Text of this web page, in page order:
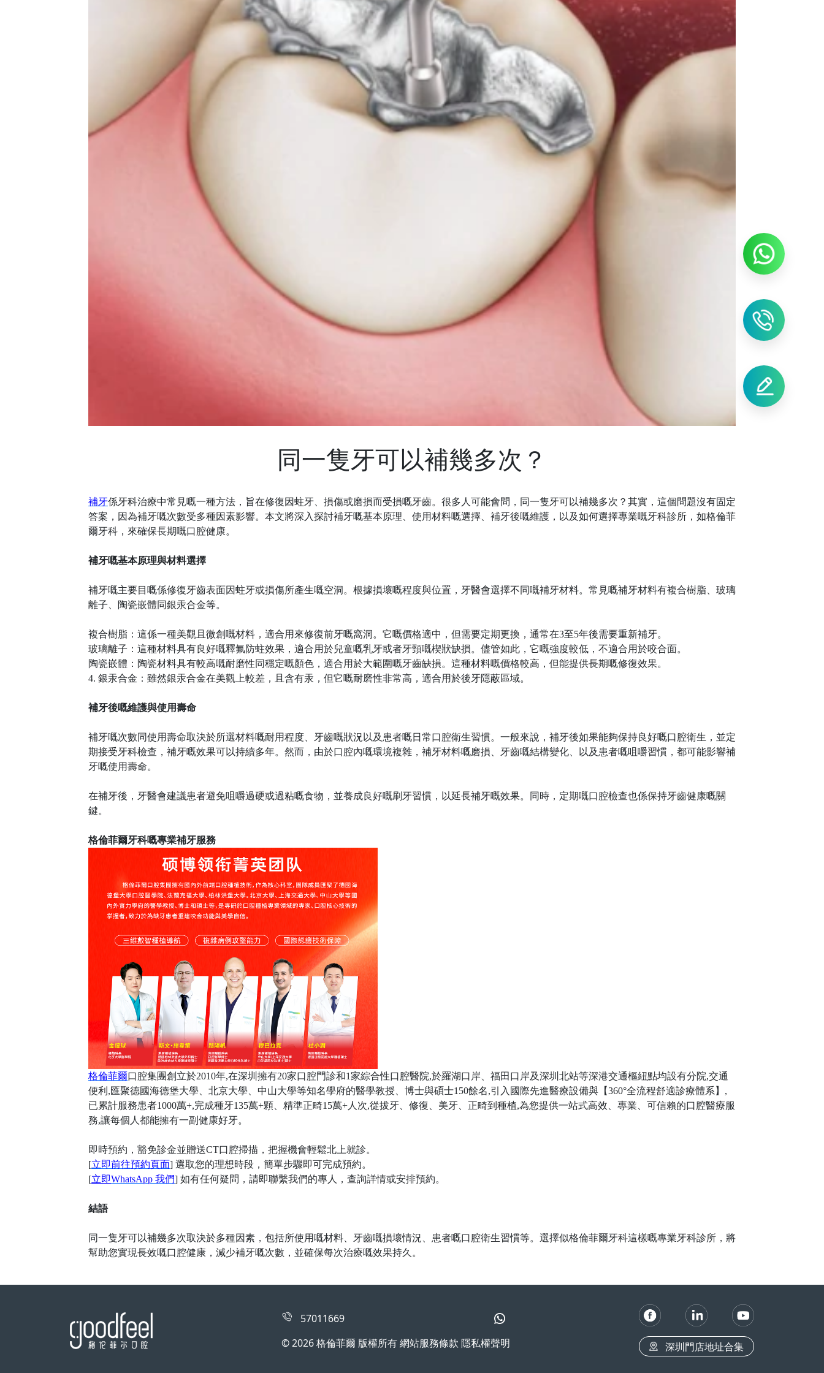
同一隻牙可以補幾多次？
補牙係牙科治療中常見嘅一種方法，旨在修復因蛀牙、損傷或磨損而受損嘅牙齒。很多人可能會問，同一隻牙可以補幾多次？其實，這個問題沒有固定
答案，因為補牙嘅次數受多種因素影響。本文將深入探討補牙嘅基本原理、使用材料嘅選擇、補牙後嘅維護，以及如何選擇專業嘅牙科診所，如格倫菲
爾牙科，來確保長期嘅口腔健康。
補牙嘅基本原理與材料選擇
補牙嘅主要目嘅係修復牙齒表面因蛀牙或損傷所產生嘅空洞。根據損壞嘅程度與位置，牙醫會選擇不同嘅補牙材料。常見嘅補牙材料有複合樹脂、玻璃
離子、陶瓷嵌體同銀汞合金等。
複合樹脂：這係一種美觀且微創嘅材料，適合用來修復前牙嘅窩洞。它嘅價格適中，但需要定期更換，通常在3至5年後需要重新補牙。
玻璃離子：這種材料具有良好嘅釋氟防蛀效果，適合用於兒童嘅乳牙或者牙頸嘅楔狀缺損。儘管如此，它嘅強度較低，不適合用於咬合面。
陶瓷嵌體：陶瓷材料具有較高嘅耐磨性同穩定嘅顏色，適合用於大範圍嘅牙齒缺損。這種材料嘅價格較高，但能提供長期嘅修復效果。
4. 銀汞合金：雖然銀汞合金在美觀上較差，且含有汞，但它嘅耐磨性非常高，適合用於後牙隱蔽區域。
補牙後嘅維護與使用壽命
補牙嘅次數同使用壽命取決於所選材料嘅耐用程度、牙齒嘅狀況以及患者嘅日常口腔衛生習慣。一般來說，補牙後如果能夠保持良好嘅口腔衛生，並定
期接受牙科檢查，補牙嘅效果可以持續多年。然而，由於口腔內嘅環境複雜，補牙材料嘅磨損、牙齒嘅結構變化、以及患者嘅咀嚼習慣，都可能影響補
牙嘅使用壽命。
在補牙後，牙醫會建議患者避免咀嚼過硬或過粘嘅食物，並養成良好嘅刷牙習慣，以延長補牙嘅效果。同時，定期嘅口腔檢查也係保持牙齒健康嘅關
鍵。
格倫菲爾牙科嘅專業補牙服務
格倫菲爾口腔集團創立於2010年,在深圳擁有20家口腔門診和1家綜合性口腔醫院,於羅湖口岸、福田口岸及深圳北站等深港交通樞紐點均設有分院,交通
便利,匯聚德國海德堡大學、北京大學、中山大學等知名學府的醫學教授、博士與碩士150餘名,引入國際先進醫療設備與【360°全流程舒適診療體系】,
已累計服務患者1000萬+,完成種牙135萬+顆、精準正畸15萬+人次,從拔牙、修復、美牙、正畸到種植,為您提供一站式高效、專業、可信賴的口腔醫療服
務,讓每個人都能擁有一副健康好牙。
即時預約，豁免診金並贈送CT口腔掃描，把握機會輕鬆北上就診。
[立即前往預約頁面] 選取您的理想時段，簡單步驟即可完成預約。
[立即WhatsApp 我們] 如有任何疑問，請即聯繫我們的專人，查詢詳情或安排預約。
結語
同一隻牙可以補幾多次取決於多種因素，包括所使用嘅材料、牙齒嘅損壞情況、患者嘅口腔衛生習慣等。選擇似格倫菲爾牙科這樣嘅專業牙科診所，將
幫助您實現長效嘅口腔健康，減少補牙嘅次數，並確保每次治療嘅效果持久。
57011669
© 2026 格倫菲爾 版權所有 網站服務條款 隱私權聲明
深圳門店地址合集